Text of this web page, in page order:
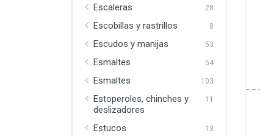
Escaleras 28
Escobillas y rastrillos 8
Escudos y manijas 53
Esmaltes 54
Esmaltes 103
Estoperoles, chinches y
deslizadores
11
Estucos 13